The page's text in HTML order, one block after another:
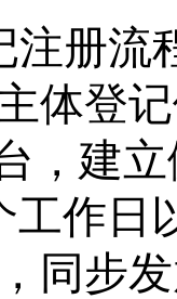
注册
体登
，建
工作日
同步